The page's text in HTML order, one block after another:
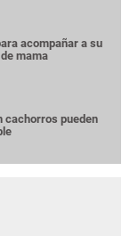
acompañar a su
mama
cachorros pueden